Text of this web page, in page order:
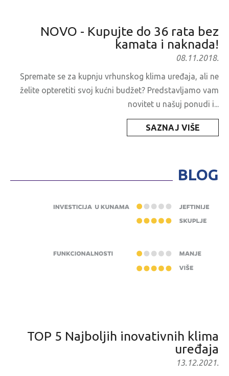
NOVO - Kupujte do 36 rata bez
kamata i naknada!
08.11.2018.
Spremate se za kupnju vrhunskog klima uređaja, ali ne
želite opteretiti svoj kućni budžet? Predstavljamo vam
novitet u našuj ponudi i...
SAZNAJ VIŠE
BLOG
TOP 5 Najboljih inovativnih klima
uređaja
13.12.2021.